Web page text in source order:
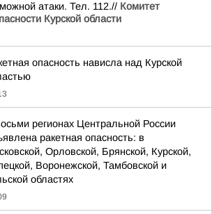
атаки. Тел. 112.// Комитет
Курской области
опасность нависла над Курской
регионах Центральной России
ракетная опасность: в
Орловской, Брянской, Курской,
Воронежской, Тамбовской и
областях